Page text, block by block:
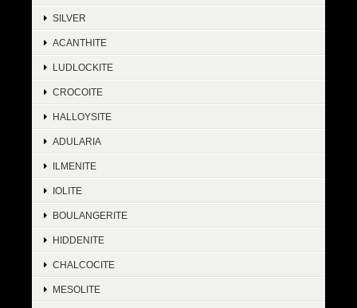
SILVER
ACANTHITE
LUDLOCKITE
CROCOITE
HALLOYSITE
ADULARIA
ILMENITE
IOLITE
BOULANGERITE
HIDDENITE
CHALCOCITE
MESOLITE